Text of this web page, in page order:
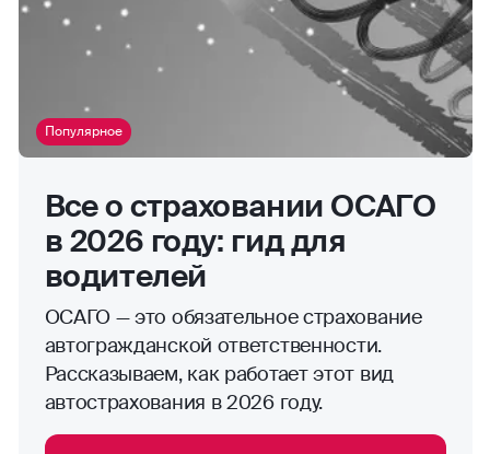
Популярное
Все о страховании ОСАГО
в 2026 году: гид для
водителей
ОСАГО — это обязательное страхование
автогражданской ответственности.
Рассказываем, как работает этот вид
автострахования в 2026 году.